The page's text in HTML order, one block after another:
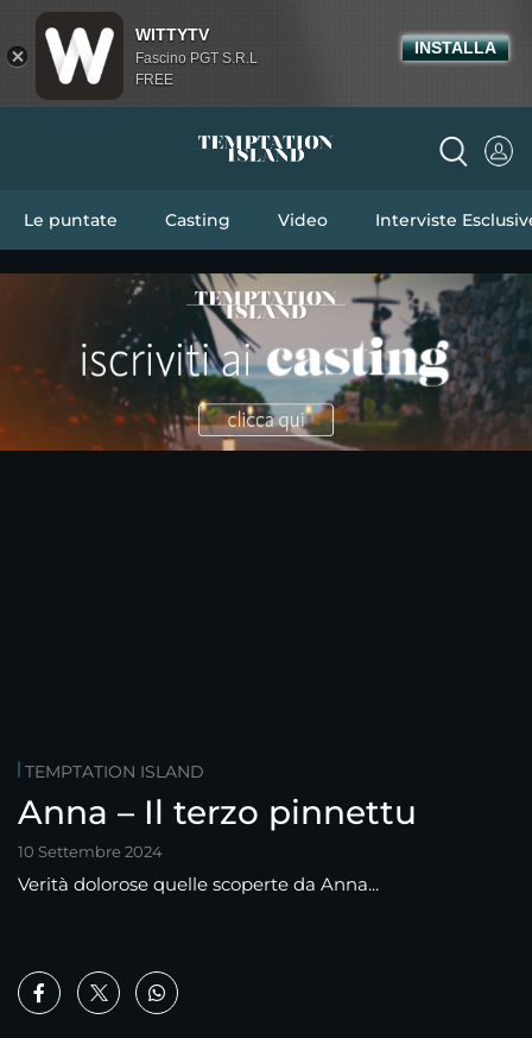
Le puntate Casting Video Interviste
TEMPTATION ISLAND
Anna – Il terzo pinnettu
10 Settembre 2024
Verità dolorose quelle scoperte da Anna...
WITTYTV
Fascino PGT S.R.L
FREE
INSTALLA